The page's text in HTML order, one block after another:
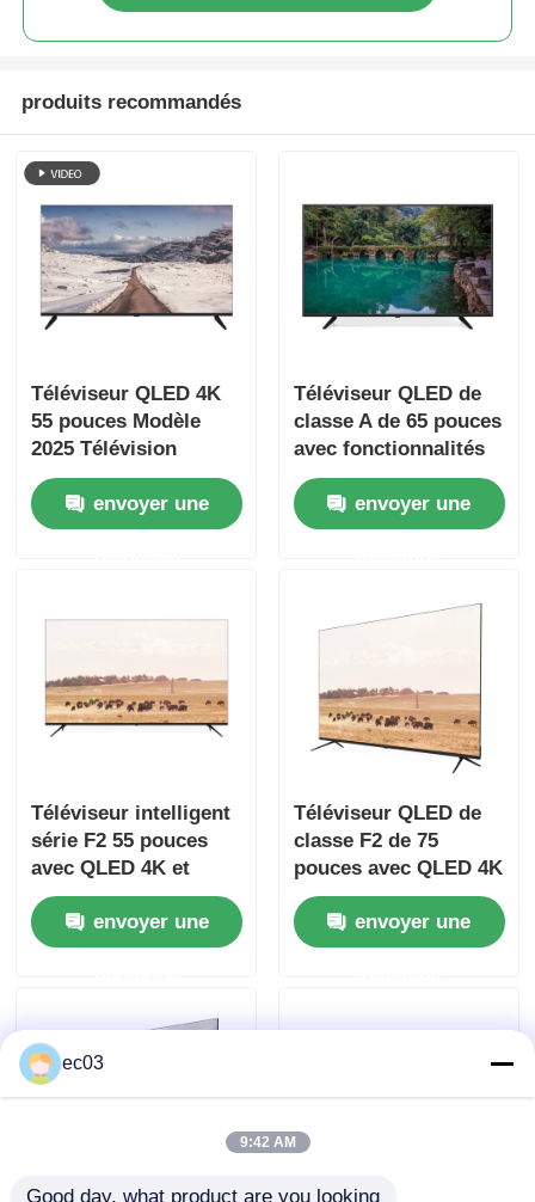
Produits
Visite de l'usine
Contrôle de qualité
Nouvelles
Demander un devis
Téléviseur LED 4K
Écran d'ordinateur
Téléviseur étanche
produits recommandés
Téléviseur QLED 4K
55 pouces Modèle
2025 Télévision
Intelligente avec
Série Classe F3
envoyer une
Téléviseur QLED de
classe A de 65 pouces
avec fonctionnalités
Smart QLED 4K
modèle 2025envoyer une
Téléviseur intelligent
série F2 55 pouces
avec QLED 4K et
fonctionnalités
intelligentesenvoyer une
Téléviseur QLED de
classe F2 de 75
pouces avec QLED 4K
et fonctionnalités
intelligentesenvoyer une
ec03
9:42 AM
Good day, what product are you looking